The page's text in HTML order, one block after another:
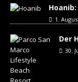
1.
Der
30.